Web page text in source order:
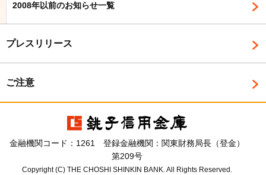
2008年以前のお知らせ一覧
プレスリリース
ご注意
金融機関コード：1261 登録金融機関：関東財務局長（登金）
第209号
Copyright (C) THE CHOSHI SHINKIN BANK. All Rights Reserved.